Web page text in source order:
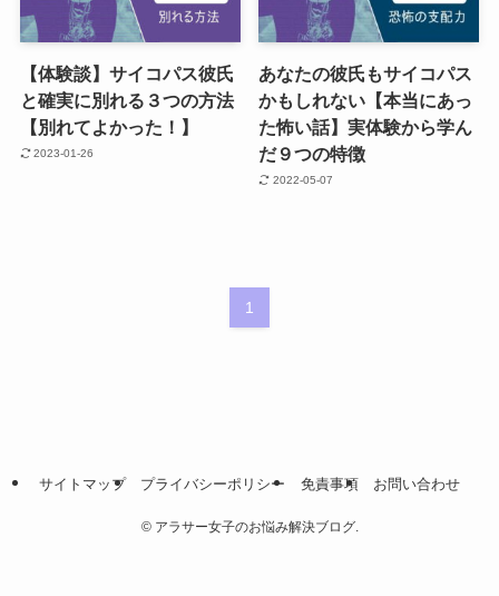
【体験談】サイコパス彼氏
と確実に別れる３つの方法
【別れてよかった！】
2023-01-26
あなたの彼氏もサイコパス
かもしれない【本当にあっ
た怖い話】実体験から学ん
だ９つの特徴
2022-05-07
1
サイトマップ プライバシーポリシー 免責事項 お問い合わせ
©アラサー女子のお悩み解決ブログ.